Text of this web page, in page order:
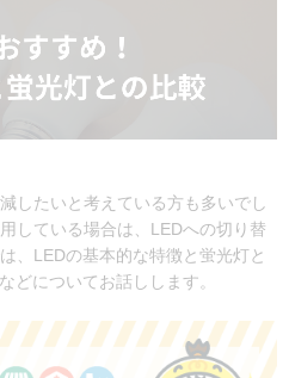
したいと考えている方も多いでし
している場合は、LEDへの切り替
、LEDの基本的な特徴と蛍光灯と
どについてお話しします。